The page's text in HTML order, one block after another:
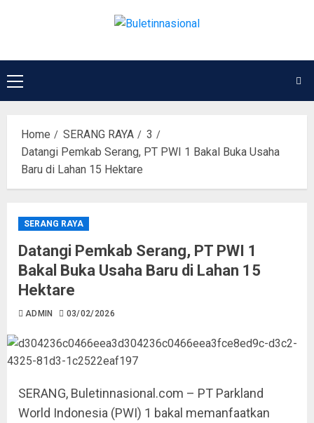
Home SERANG RAYA
3
Datangi Pemkab Serang, PT PWI 1 Bakal Buka Usaha
Baru di Lahan 15 Hektare
SERANG RAYA
Datangi Pemkab Serang, PT PWI 1
Bakal Buka Usaha Baru di Lahan 15
Hektare
ADMIN 03/02/2026
SERANG, Buletinnasional.com – PT Parkland
World Indonesia (PWI) 1 bakal memanfaatkan